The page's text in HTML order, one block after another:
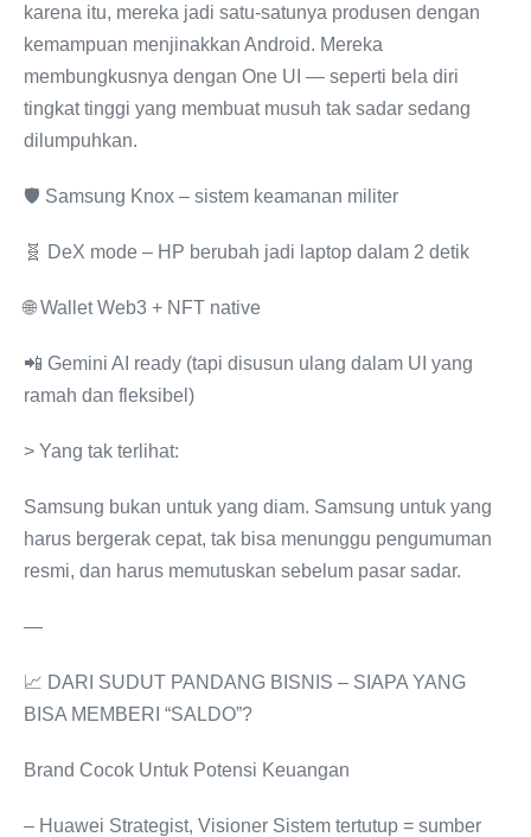
karena itu, mereka jadi satu-satunya produsen dengan
kemampuan menjinakkan Android. Mereka
membungkusnya dengan One UI — seperti bela diri
tingkat tinggi yang membuat musuh tak sadar sedang
dilumpuhkan.
🛡️ Samsung Knox – sistem keamanan militer
🧬 DeX mode – HP berubah jadi laptop dalam 2 detik
🌐 Wallet Web3 + NFT native
📲 Gemini AI ready (tapi disusun ulang dalam UI yang
ramah dan fleksibel)
> Yang tak terlihat:
Samsung bukan untuk yang diam. Samsung untuk yang
harus bergerak cepat, tak bisa menunggu pengumuman
resmi, dan harus memutuskan sebelum pasar sadar.
—
📈 DARI SUDUT PANDANG BISNIS – SIAPA YANG
BISA MEMBERI “SALDO”?
Brand Cocok Untuk Potensi Keuangan
– Huawei Strategist, Visioner Sistem tertutup = sumber